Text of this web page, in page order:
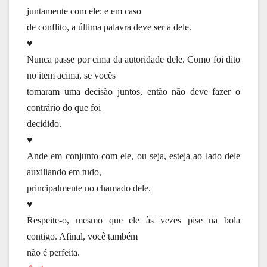
juntamente com ele; e em caso
de conflito, a última palavra deve ser a dele.
♥
Nunca passe por cima da autoridade dele. Como foi dito
no item acima, se vocês
tomaram uma decisão juntos, então não deve fazer o
contrário do que foi
decidido.
♥
Ande em conjunto com ele, ou seja, esteja ao lado dele
auxiliando em tudo,
principalmente no chamado dele.
♥
Respeite-o, mesmo que ele às vezes pise na bola
contigo. Afinal, você também
não é perfeita.